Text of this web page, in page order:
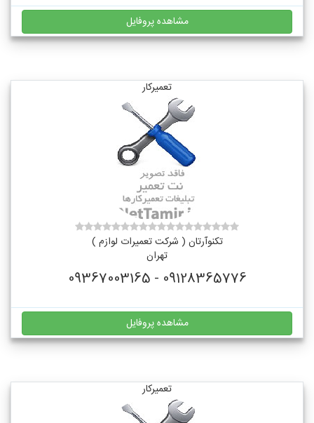
مشاهده پروفایل
تعمیرکار
تکنوآرتان ( شرکت تعمیرات لوازم )
تهران
09128365776 - 09367003165
مشاهده پروفایل
تعمیرکار